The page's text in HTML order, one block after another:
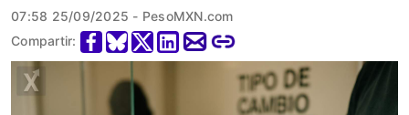
07:58 25/09/2025 - PesoMXN.com
Compartir: